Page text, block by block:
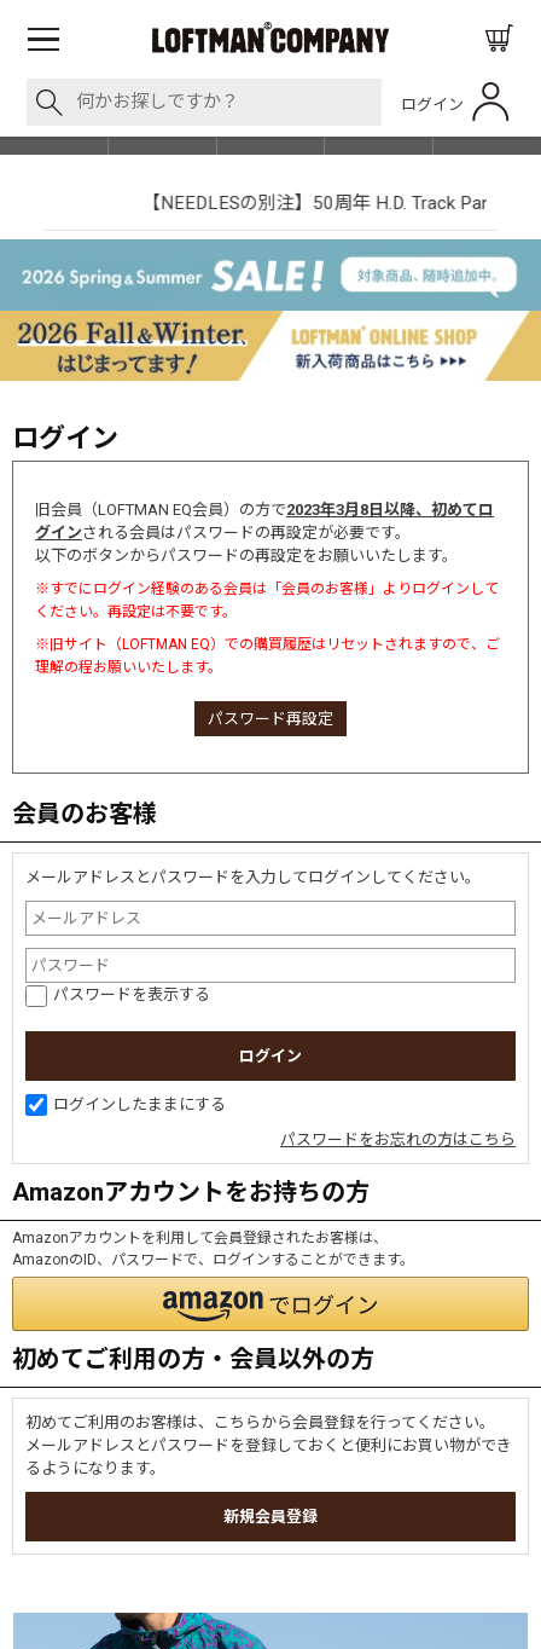
ログイン
SHOP LIST
【NEEDLESの別注】50周年 H.D. Track Pant
ログイン
旧会員（LOFTMAN EQ会員）の方で2023年3月8日以降、初めてロ
グインされる会員はパスワードの再設定が必要です。
以下のボタンからパスワードの再設定をお願いいたします。
※すでにログイン経験のある会員は「会員のお客様」よりログインして
ください。再設定は不要です。
※旧サイト（LOFTMAN EQ）での購買履歴はリセットされますので、ご
理解の程お願いいたします。
パスワード再設定
会員のお客様
メールアドレスとパスワードを入力してログインしてください。
パスワードを表示する
ログインしたままにする
パスワードをお忘れの方はこちら
Amazonアカウントをお持ちの方
Amazonアカウントを利用して会員登録されたお客様は、
AmazonのID、パスワードで、ログインすることができます。
初めてご利用の方・会員以外の方
初めてご利用のお客様は、こちらから会員登録を行ってください。
メールアドレスとパスワードを登録しておくと便利にお買い物ができ
るようになります。